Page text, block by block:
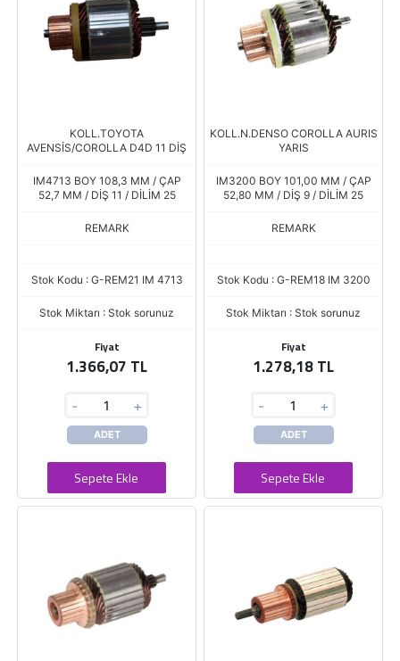
KOLL.TOYOTA
AVENSİS/COROLLA D4D 11 DİŞ
IM4713 BOY 108,3 MM / ÇAP
52,7 MM / DİŞ 11 / DİLİM 25
REMARK
Stok Kodu : G-REM21 IM 4713
Stok Miktarı : Stok sorunuz
Fiyat
1.366,07 TL
- +
ADET
Sepete Ekle
KOLL.N.DENSO COROLLA AURIS
YARIS
IM3200 BOY 101,00 MM / ÇAP
52,80 MM / DİŞ 9 / DİLİM 25
REMARK
Stok Kodu : G-REM18 IM 3200
Stok Miktarı : Stok sorunuz
Fiyat
1.278,18 TL
- +
ADET
Sepete Ekle